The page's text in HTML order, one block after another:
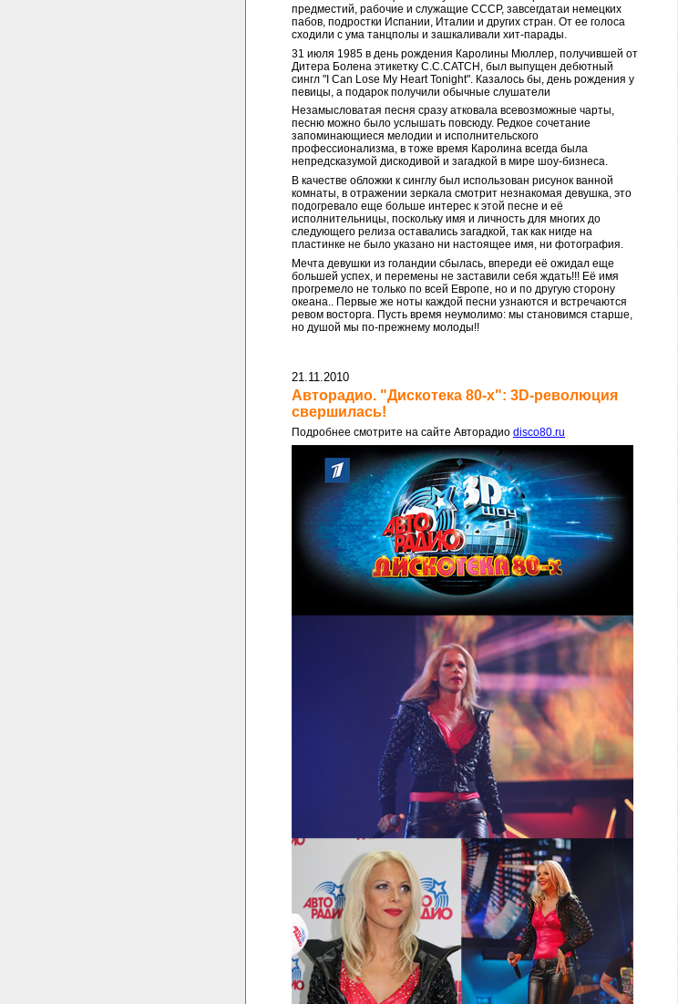
предместий, рабочие и служащие СССР, завсегдатаи немецких
пабов, подростки Испании, Италии и других стран. От ее голоса
сходили с ума танцполы и зашкаливали хит-парады.
31 июля 1985 в день рождения Каролины Мюллер, получившей от
Дитера Болена этикетку C.C.CATCH, был выпущен дебютный
сингл "I Can Lose My Heart Tonight". Казалось бы, день рождения у
певицы, а подарок получили обычные слушатели
Незамысловатая песня сразу атковала всевозможные чарты,
песню можно было услышать повсюду. Редкое сочетание
запоминающиеся мелодии и исполнительского
профессионализма, в тоже время Каролина всегда была
непредсказумой дискодивой и загадкой в мире шоу-бизнеса.
В качестве обложки к синглу был использован рисунок ванной
комнаты, в отражении зеркала смотрит незнакомая девушка, это
подогревало еще больше интерес к этой песне и её
исполнительницы, поскольку имя и личность для многих до
следующего релиза оставались загадкой, так как нигде на
пластинке не было указано ни настоящее имя, ни фотография.
Мечта девушки из голандии сбылась, впереди её ожидал еще
большей успех, и перемены не заставили себя ждать!!! Её имя
прогремело не только по всей Европе, но и по другую сторону
океана.. Первые же ноты каждой песни узнаются и встречаются
ревом восторга. Пусть время неумолимо: мы становимся старше,
но душой мы по-прежнему молоды!!
21.11.2010
Авторадио. "Дискотека 80-х": 3D-революция
свершилась!
Подробнее смотрите на сайте Авторадио disco80.ru